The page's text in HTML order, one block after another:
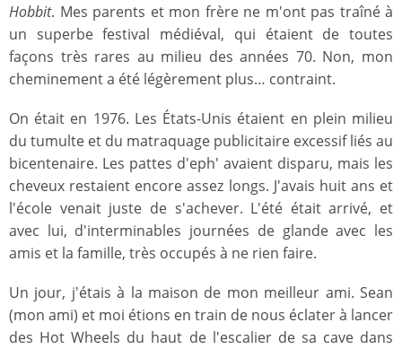
Hobbit. Mes parents et mon frère ne m'ont pas traîné à
un superbe festival médiéval, qui étaient de toutes
façons très rares au milieu des années 70. Non, mon
cheminement a été légèrement plus… contraint.
On était en 1976. Les États-Unis étaient en plein milieu
du tumulte et du matraquage publicitaire excessif liés au
bicentenaire. Les pattes d'eph' avaient disparu, mais les
cheveux restaient encore assez longs. J'avais huit ans et
l'école venait juste de s'achever. L'été était arrivé, et
avec lui, d'interminables journées de glande avec les
amis et la famille, très occupés à ne rien faire.
Un jour, j'étais à la maison de mon meilleur ami. Sean
(mon ami) et moi étions en train de nous éclater à lancer
des Hot Wheels du haut de l'escalier de sa cave dans